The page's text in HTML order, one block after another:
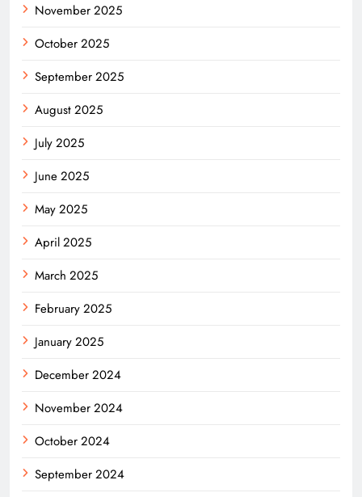
November 2025
October 2025
September 2025
August 2025
July 2025
June 2025
May 2025
April 2025
March 2025
February 2025
January 2025
December 2024
November 2024
October 2024
September 2024